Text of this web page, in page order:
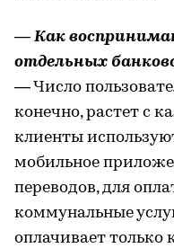
— Как
отдельных
— Число
конечно, растет с
клиенты
мобильное
переводов, для
коммунальные
оплачивает